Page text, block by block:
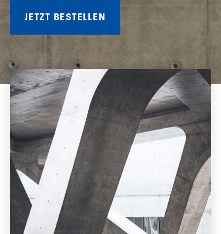
JETZT BESTELLEN